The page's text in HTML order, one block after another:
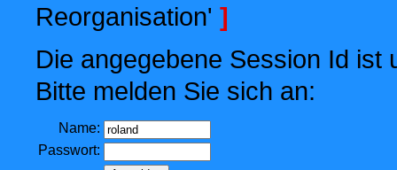
Reorganisation' ]
Die angegebene Session Id ist
Bitte melden Sie sich an:
Name:
Passwort: